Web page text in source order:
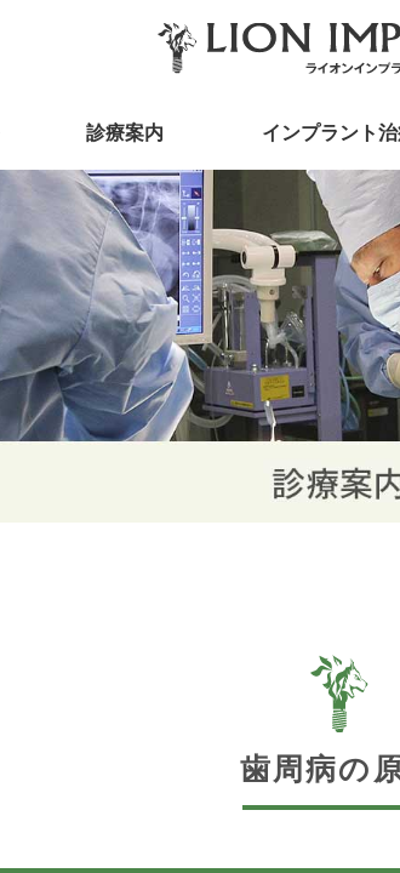
診療案内 インプラント
歯周病の